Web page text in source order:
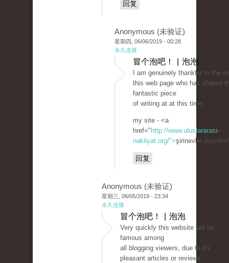
回复
Anonymous (未验证)
星期四, 06/06/2019 - 00:28
永久连接
冒个泡吧！ | 泡泡
I am genuinely thankful to the
this web page who has shared
fantastic piece
of writing at at this time.
my site - <a
href=" http://www.uluslararasi-
nakliyat.org/">şirinevler
回复
Anonymous (未验证)
星期三, 06/05/2019 - 23:34
永久连接
冒个泡吧！ | 泡泡
Very quickly this website will be
famous among
all blogging viewers, due to it's
pleasant articles or reviews